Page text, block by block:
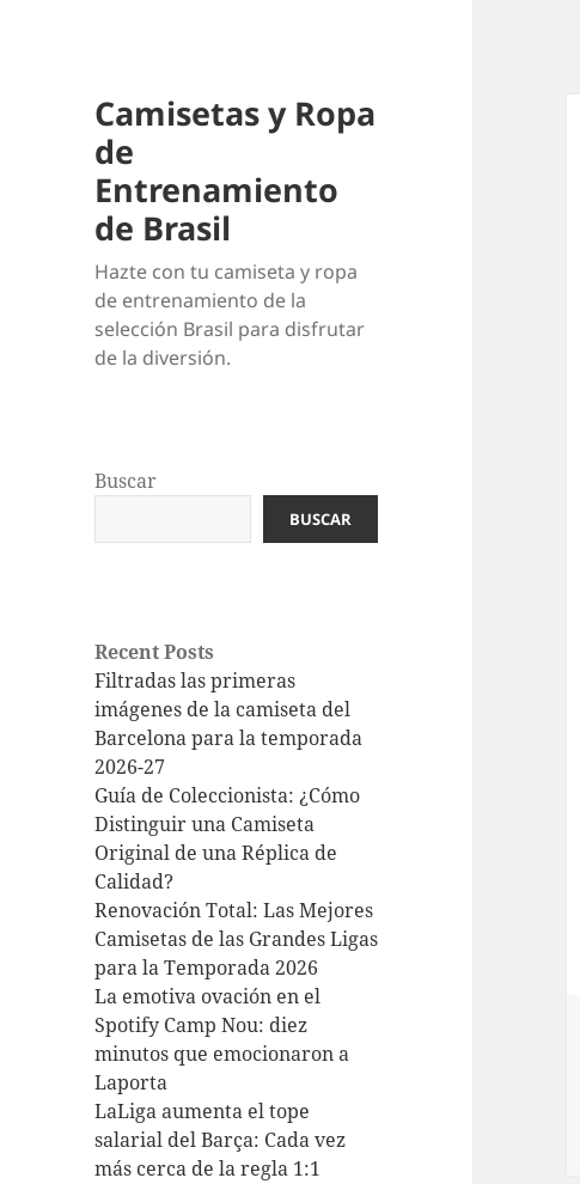
Camisetas y Ropa
de
Entrenamiento
de Brasil
Hazte con tu camiseta y ropa
de entrenamiento de la
selección Brasil para disfrutar
de la diversión.
Buscar
BUSCAR
Recent Posts
Filtradas las primeras
imágenes de la camiseta del
Barcelona para la temporada
2026-27
Guía de Coleccionista: ¿Cómo
Distinguir una Camiseta
Original de una Réplica de
Calidad?
Renovación Total: Las Mejores
Camisetas de las Grandes Ligas
para la Temporada 2026
La emotiva ovación en el
Spotify Camp Nou: diez
minutos que emocionaron a
Laporta
LaLiga aumenta el tope
salarial del Barça: Cada vez
más cerca de la regla 1:1